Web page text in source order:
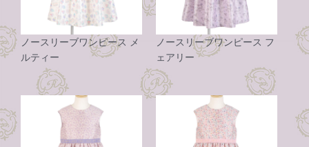
ノースリーブワンピース メ
ルティー
ノースリーブワンピース フ
ェアリー